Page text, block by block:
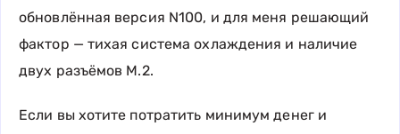
обновлённая версия N100, и для меня решающий
фактор — тихая система охлаждения и наличие
двух разъёмов M.2.
Если вы хотите потратить минимум денег и